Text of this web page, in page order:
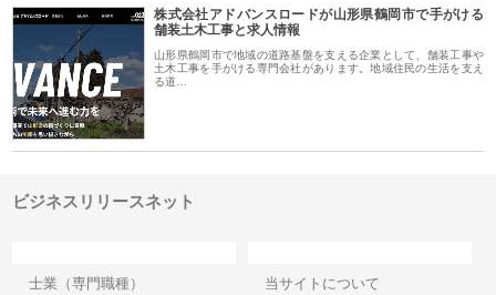
株式会社アドバンスロードが山形県鶴岡市で手がける
舗装土木工事と求人情報
山形県鶴岡市で地域の道路基盤を支える企業として、舗装工事や
土木工事を手がける専門会社があります。地域住民の生活を支え
る道…
ビジネスリリースネット
士業（専門職種）
当サイトについて